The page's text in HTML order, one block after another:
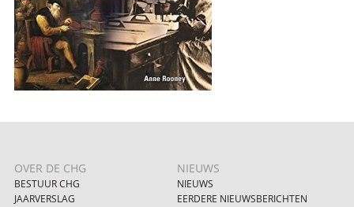
OVER DE CHG
BESTUUR CHG
JAARVERSLAG
NIEUWS
NIEUWS
EERDERE NIEUWSBERICHTEN